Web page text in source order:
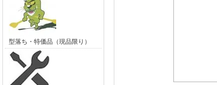
型落ち・特価品（現品限り）